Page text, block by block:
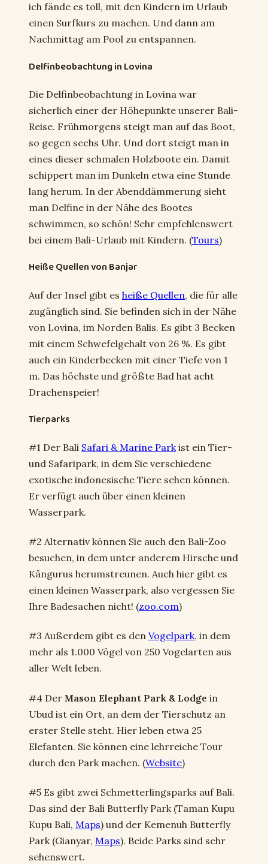
ich fände es toll, mit den Kindern im Urlaub
einen Surfkurs zu machen. Und dann am
Nachmittag am Pool zu entspannen.
Delfinbeobachtung in Lovina
Die Delfinbeobachtung in Lovina war
sicherlich einer der Höhepunkte unserer Bali-
Reise. Frühmorgens steigt man auf das Boot,
so gegen sechs Uhr. Und dort steigt man in
eines dieser schmalen Holzboote ein. Damit
schippert man im Dunkeln etwa eine Stunde
lang herum. In der Abenddämmerung sieht
man Delfine in der Nähe des Bootes
schwimmen, so schön! Sehr empfehlenswert
bei einem Bali-Urlaub mit Kindern. (Tours)
Heiße Quellen von Banjar
Auf der Insel gibt es heiße Quellen, die für alle
zugänglich sind. Sie befinden sich in der Nähe
von Lovina, im Norden Balis. Es gibt 3 Becken
mit einem Schwefelgehalt von 26 %. Es gibt
auch ein Kinderbecken mit einer Tiefe von 1
m. Das höchste und größte Bad hat acht
Drachenspeier!
Tierparks
#1 Der Bali Safari & Marine Park ist ein Tier-
und Safaripark, in dem Sie verschiedene
exotische indonesische Tiere sehen können.
Er verfügt auch über einen kleinen
Wasserpark.
#2 Alternativ können Sie auch den Bali-Zoo
besuchen, in dem unter anderem Hirsche und
Kängurus herumstreunen. Auch hier gibt es
einen kleinen Wasserpark, also vergessen Sie
Ihre Badesachen nicht! (zoo.com)
#3 Außerdem gibt es den Vogelpark, in dem
mehr als 1.000 Vögel von 250 Vogelarten aus
aller Welt leben.
#4 Der Mason Elephant Park & Lodge in
Ubud ist ein Ort, an dem der Tierschutz an
erster Stelle steht. Hier leben etwa 25
Elefanten. Sie können eine lehrreiche Tour
durch den Park machen. (Website)
#5 Es gibt zwei Schmetterlingsparks auf Bali.
Das sind der Bali Butterfly Park (Taman Kupu
Kupu Bali, Maps) und der Kemenuh Butterfly
Park (Gianyar, Maps). Beide Parks sind sehr
sehenswert.